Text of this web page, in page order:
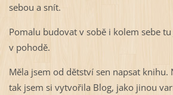
sebou a snít.
Pomalu budovat v sobě i kolem sebe tu
v pohodě.
Měla jsem od dětství sen napsat knihu.
tak jsem si vytvořila Blog, jako jinou